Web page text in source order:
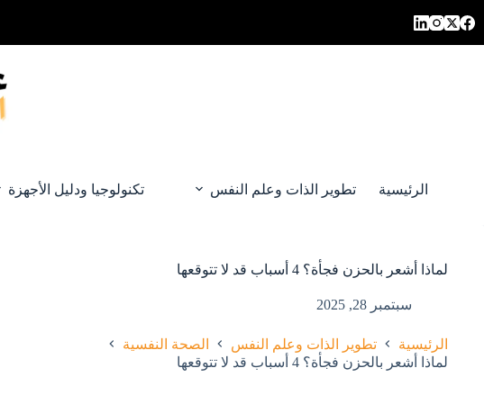
إلى
المحتوى
الرئيسية تطوير الذات وعلم النفس تكنولوجيا ودليل الأجهزة
لماذا أشعر بالحزن فجأة؟ 4 أسباب قد لا تتوقعها
سبتمبر 28, 2025
الرئيسية تطوير الذات وعلم النفس
الصحة النفسية
لماذا أشعر بالحزن فجأة؟ 4 أسباب قد لا تتوقعها